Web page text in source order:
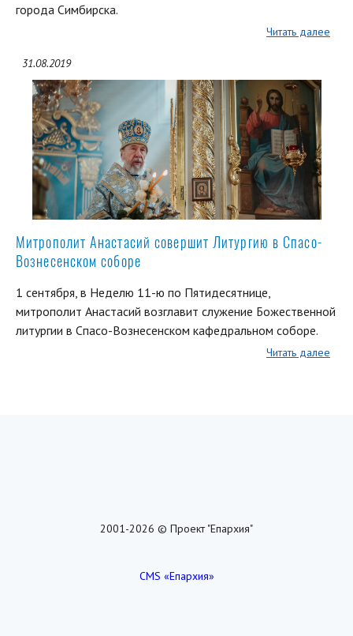
города Симбирска.
Читать далее
31.08.2019
Митрополит Анастасий совершит Литургию в Спасо-
Вознесенском соборе
1 сентября, в Неделю 11-ю по Пятидесятнице,
митрополит Анастасий возглавит служение Божественной
литургии в Спасо-Вознесенском кафедральном соборе.
Читать далее
2001-2026 © Проект "Епархия"
CMS «Епархия»